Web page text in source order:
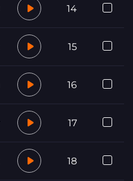
14
15
16
17
18